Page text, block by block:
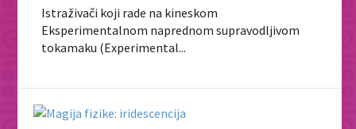
Istraživači koji rade na kineskom
Eksperimentalnom naprednom supravodljivom
tokamaku (Experimental...